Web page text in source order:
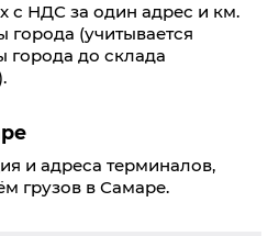
с НДС за один адрес и км.
города (учитывается
города до склада
и адреса терминалов,
грузов в Самаре.